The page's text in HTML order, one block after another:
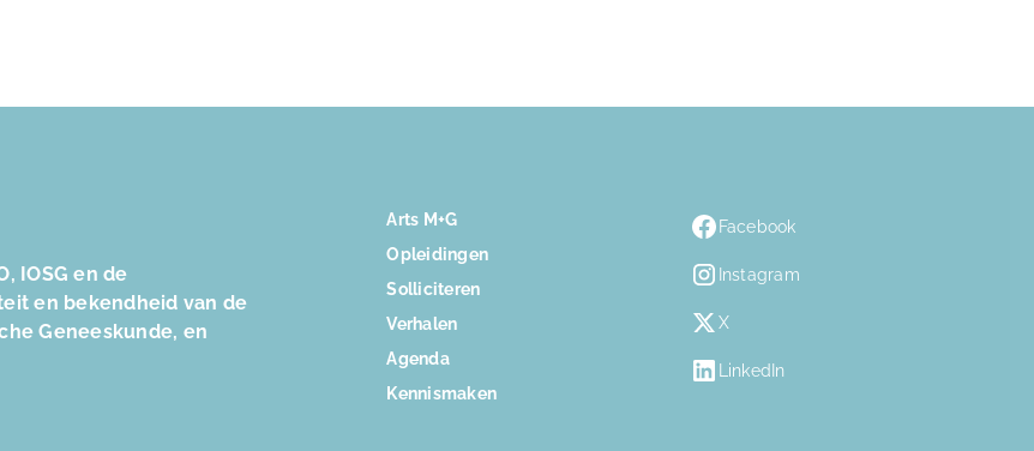
IOSG en de
en bekendheid van de
Geneeskunde, en
Arts M+G
Opleidingen
Solliciteren
Verhalen
Agenda
Kennismaken
Facebook
Instagram
X
LinkedIn